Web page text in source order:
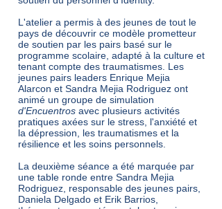
L'atelier a permis à des jeunes de tout le
pays de découvrir ce modèle prometteur
de soutien par les pairs basé sur le
programme scolaire, adapté à la culture et
tenant compte des traumatismes. Les
jeunes pairs leaders Enrique Mejia
Alarcon et Sandra Mejia Rodriguez ont
animé un groupe de simulation
d'Encuentros avec plusieurs activités
pratiques axées sur le stress, l'anxiété et
la dépression, les traumatismes et la
résilience et les soins personnels.
La deuxième séance a été marquée par
une table ronde entre Sandra Mejia
Rodriguez, responsable des jeunes pairs,
Daniela Delgado et Erik Barrios,